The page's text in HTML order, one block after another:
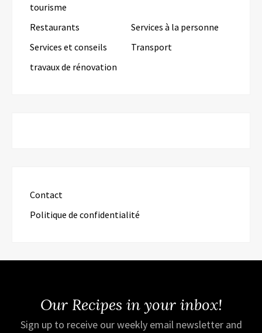
tourisme
Restaurants
Services à la personne
Services et conseils
Transport
travaux de rénovation
Contact
Politique de confidentialité
Our Recipes in your inbox!
Sign up to receive our weekly email newsletter and